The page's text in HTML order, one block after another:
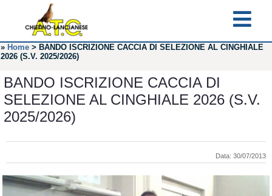
» Home > BANDO ISCRIZIONE CACCIA DI SELEZIONE AL CINGHIALE
2026 (S.V. 2025/2026)
BANDO ISCRIZIONE CACCIA DI
SELEZIONE AL CINGHIALE 2026 (S.V.
2025/2026)
Data: 30/07/2013